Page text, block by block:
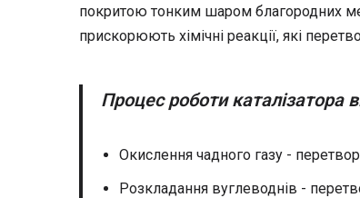
покритою тонким шаром благородних
прискорюють хімічні реакції, які
Процес роботи каталізатора
Окислення чадного газу -
Розкладання вуглеводнів -